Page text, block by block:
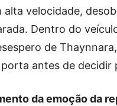
alta velocidade,
Dentro do
de
antes de decidir
da emoção da